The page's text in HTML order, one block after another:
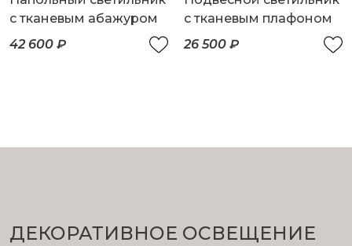
с тканевым абажуром
42 600 ₽
с тканевым плафоном
26 500 ₽
ДЕКОРАТИВНОЕ ОСВЕЩЕНИЕ